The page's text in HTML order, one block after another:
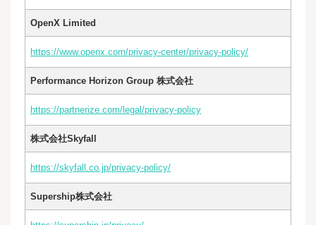
OpenX Limited
https://www.openx.com/privacy-center/privacy-policy/
Performance Horizon Group 株式会社
https://partnerize.com/legal/privacy-policy
株式会社Skyfall
https://skyfall.co.jp/privacy-policy/
Supership株式会社